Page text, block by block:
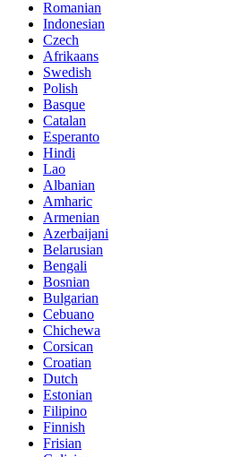
Romanian
Indonesian
Czech
Afrikaans
Swedish
Polish
Basque
Catalan
Esperanto
Hindi
Lao
Albanian
Amharic
Armenian
Azerbaijani
Belarusian
Bengali
Bosnian
Bulgarian
Cebuano
Chichewa
Corsican
Croatian
Dutch
Estonian
Filipino
Finnish
Frisian